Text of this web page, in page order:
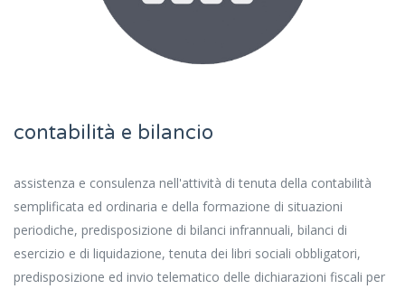
contabilità e bilancio
assistenza e consulenza nell'attività di tenuta della contabilità
semplificata ed ordinaria e della formazione di situazioni
periodiche, predisposizione di bilanci infrannuali, bilanci di
esercizio e di liquidazione, tenuta dei libri sociali obbligatori,
predisposizione ed invio telematico delle dichiarazioni fiscali per